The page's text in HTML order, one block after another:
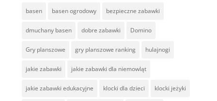
basen basen ogrodowy bezpieczne zabawki
dmuchany basen dobre zabawki Domino
Gry planszowe gry planszowe ranking hulajnogi
jakie zabawki jakie zabawki dla niemowląt
jakie zabawki edukacyjne klocki dla dzieci klocki jeżyki